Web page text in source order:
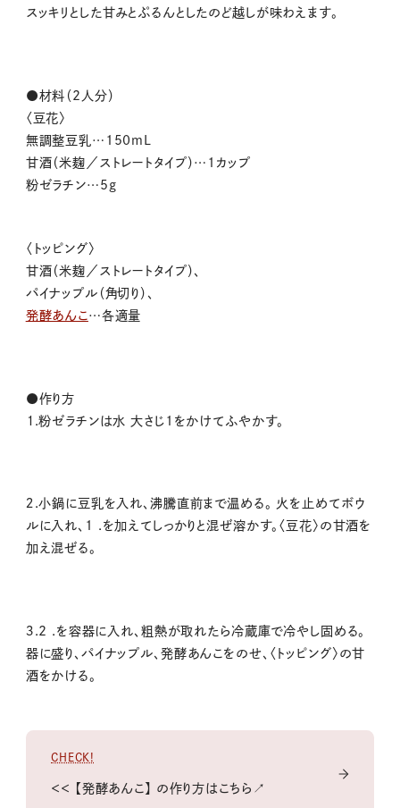
スッキリ と した甘みとぷるんと したのど越しが味わえます。
●材料（2人分）
〈 豆花 〉
無調整豆乳 … 150mL
甘酒 （米麹 ／ ストレートタイプ ） … 1 カッ プ
粉ゼラチン… 5g
〈 トッピング 〉
甘酒 （米麹 ／ ストレートタイプ ） 、
パイナッ プル （角切り ） 、
発酵あんこ…各適量
●作り方
１.粉ゼラチンは水 大さじ 1 をか けてふやかす。
２.小鍋に豆乳を入れ、沸騰直前まで温める。 火を止めて ボウ
ルに入れ、 1 . を加えて しっかりと混ぜ溶かす。 〈 豆 花 〉 の甘酒を
加え混ぜる。
３. 2 . を容器に入れ、 粗熱が取 れたら冷蔵庫で冷やし固め る。
器に盛り、 パイナップ ル、 発酵あんこをのせ、 〈 トッ ピング〉 の甘
酒をかける。
CHECK!
＜＜ 【発酵あんこ】 の作り方はこちら↗